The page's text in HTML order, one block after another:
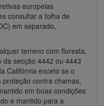
europeias
consultar a folha de
em separado,
terreno com floresta,
secção 4442 ou 4443
Califórnia exceto se o
contra chamas,
em boas condições
e mantido para a